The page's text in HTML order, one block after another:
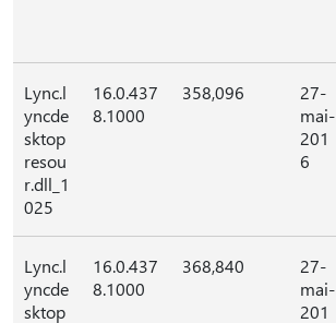
Lync.l
yncde
sktop
resou
r.dll_1
025
16.0.437
8.1000
358,096
27-
mai-
201
6
Lync.l
yncde
sktop
16.0.437
8.1000
368,840
27-
mai-
201